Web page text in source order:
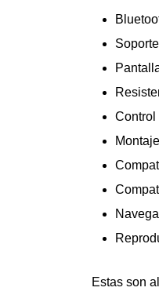
Control
Estas son